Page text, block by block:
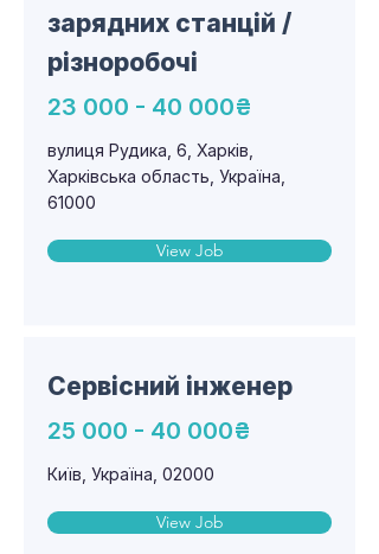
зарядних станцій /
різноробочі
23 000 - 40 000₴
вулиця Рудика, 6, Харків,
Харківська область, Україна,
61000
View Job
Сервісний інженер
25 000 - 40 000₴
Київ, Україна, 02000
View Job